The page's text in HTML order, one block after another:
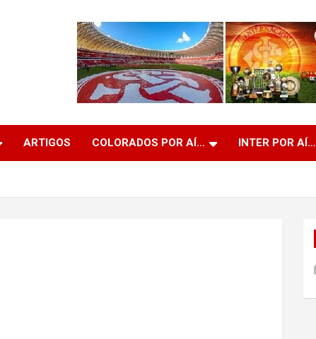
ARTIGOS COLORADOS POR AÍ… INTER POR AÍ…